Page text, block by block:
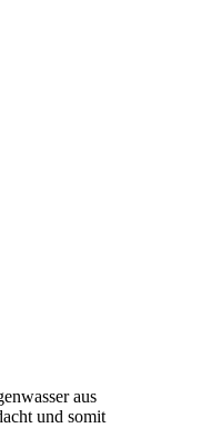
aus
und somit